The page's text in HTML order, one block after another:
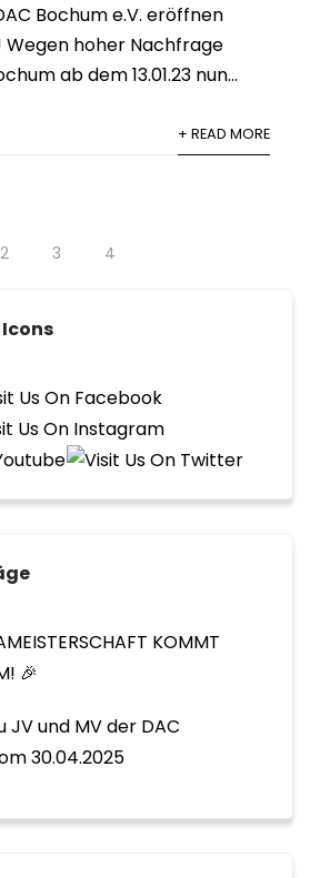
Bochum e.V. eröffnen
hoher Nachfrage
ab dem 13.01.23 nun...
+ READ MORE
2 3 4
KOMMT
🎉
JV und MV der DAC
30.04.2025